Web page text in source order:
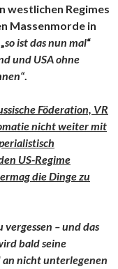
westlichen Regimes
Massenmorde in
so ist das nun mal“
und USA ohne
.
Föderation, VR
nicht weiter mit
US-Regime
die Dinge zu
– und das
bald seine
nicht unterlegenen